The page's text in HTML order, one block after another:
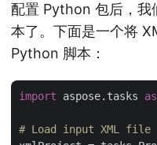
配置 Python 包后，我
本了。下面是一个将
Python 脚本：
import aspose.tasks as
# Load input XML file